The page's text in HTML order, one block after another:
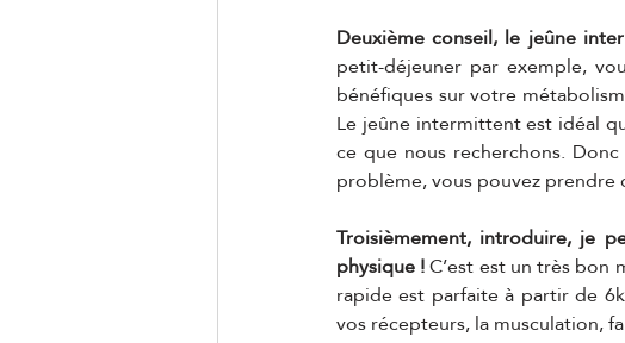
Deuxième conseil, le jeûne
petit-déjeuner par exemple,
bénéfiques sur votre
Le jeûne intermittent est idéal
ce que nous recherchons.
problème, vous pouvez prendre
Troisièmement, introduire, je
physique ! C’est est un très bon
rapide est parfaite à partir de
vos récepteurs, la musculation,